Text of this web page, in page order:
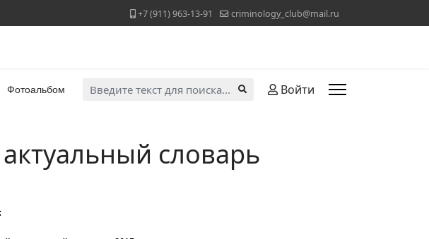
+7 (911) 963-13-91 criminology_club@mail.ru
Фотоальбом Искать... Войти
словарь